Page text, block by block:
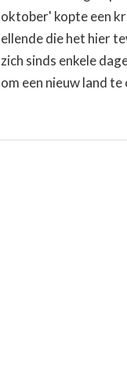
oktober' kopte een
ellende die het hier
zich sinds enkele
om een nieuw land